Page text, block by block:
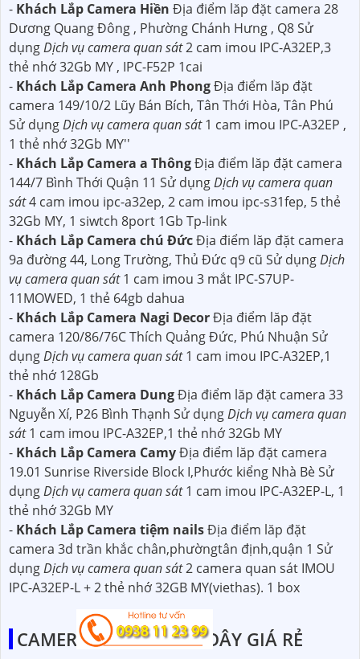
- Khách Lắp Camera Hiền Địa điểm lăp đặt camera 28
Dương Quang Đông , Phường Chánh Hưng , Q8 Sử
dụngDịch vụ camera quan sát2 cam imou IPC-A32EP,3
thẻ nhớ 32Gb MY , IPC-F52P 1cai
- Khách Lắp Camera Anh PhongĐịa điểm lăp đặt
camera 149/10/2 Lũy Bán Bích, Tân Thới Hòa, Tân Phú
Sử dụngDịch vụ camera quan sát1 cam imou IPC-A32EP ,
1 thẻ nhớ 32Gb MY''
- Khách Lắp Camera a ThôngĐịa điểm lăp đặt camera
144/7 Bình Thới Quận 11 Sử dụngDịch vụ camera quan
sát4 cam imou ipc-a32ep, 2 cam imou ipc-s31fep, 5 thẻ
32Gb MY, 1 siwtch 8port 1Gb Tp-link
- Khách Lắp Camera chú ĐứcĐịa điểm lăp đặt camera
9a đường 44, Long Trường, Thủ Đức q9 cũ Sử dụngDịch
vụ camera quan sát1 cam imou 3 mắt IPC-S7UP-
11MOWED, 1 thẻ 64gb dahua
- Khách Lắp Camera Nagi DecorĐịa điểm lăp đặt
camera 120/86/76C Thích Quảng Đức, Phú Nhuận Sử
dụngDịch vụ camera quan sát1 cam imou IPC-A32EP,1
thẻ nhớ 128Gb
- Khách Lắp Camera DungĐịa điểm lăp đặt camera 33
Nguyễn Xí, P26 Bình Thạnh Sử dụngDịch vụ camera quan
sát1 cam imou IPC-A32EP,1 thẻ nhớ 32Gb MY
- Khách Lắp Camera CamyĐịa điểm lăp đặt camera
19.01 Sunrise Riverside Block I,Phước kiểng Nhà Bè Sử
dụngDịch vụ camera quan sát1 cam imou IPC-A32EP-L, 1
thẻ nhớ 32Gb MY
- Khách Lắp Camera tiệm nailsĐịa điểm lăp đặt
camera 3d trần khắc chân,phườngtân định,quận 1 Sử
dụngDịch vụ camera quan sát2 camera quan sát IMOU
IPC-A32EP-L + 2 thẻ nhớ 32GB MY(viethas). 1 box
CAMERA WIFI KHÔNG DÂY GIÁ RẺ